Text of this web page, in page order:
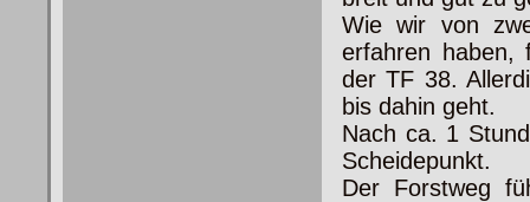
Wie wir von
erfahren haben,
der TF 38.
bis dahin geht.
Nach ca. 1
Scheidepunkt.
Der Forstweg